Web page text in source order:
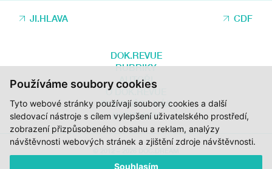
Používáme soubory cookies
Tyto webové stránky používají soubory cookies a další
sledovací nástroje s cílem vylepšení uživatelského prostředí,
zobrazení přizpůsobeného obsahu a reklam, analýzy
návštěvnosti webových stránek a zjištění zdroje návštěvnosti.
Souhlasím
JI.HLAVA CDF
DOK.REVUE
RUBRIKY
AUTOŘI
O DOK.REVUE
PODPOŘTE NÁS
KONTAKTY